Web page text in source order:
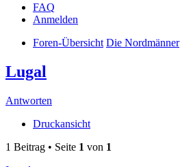
FAQ
Anmelden
Foren-Übersicht Die Nordmänner
Lugal
Antworten
Druckansicht
1 Beitrag • Seite 1 von 1